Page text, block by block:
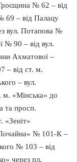
№ 62 – від
69 – від Палацу
вул. Потапова №
№ 90 – від вул.
Ахматової –
– від ст. м.
– вул.
м. «Мінська» до
та просп.
«Зеніт»
№ 101-К –
№ 103 – від
через пл.